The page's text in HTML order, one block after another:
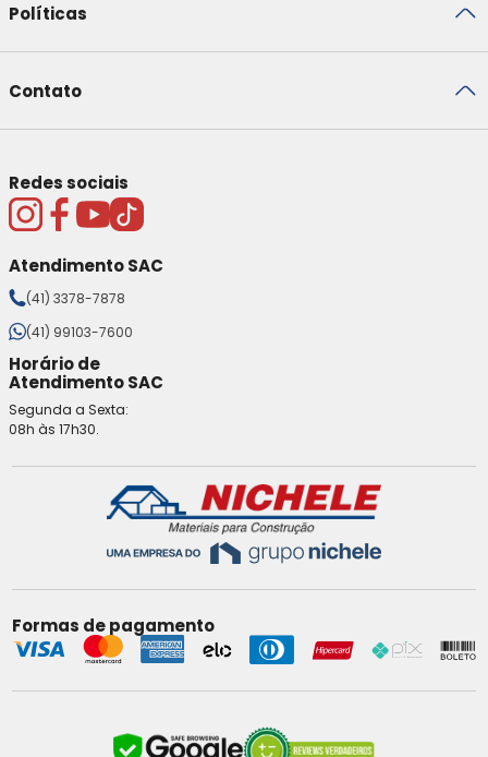
Políticas
Contato
Redes sociais
Atendimento SAC
(41) 3378-7878
(41) 99103-7600
Horário de
Atendimento SAC
Segunda a Sexta:
08h às 17h30.
Formas de pagamento